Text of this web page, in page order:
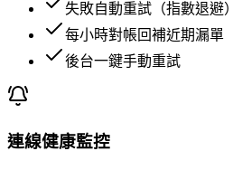
失敗自動重試（指數退避）
每小時對帳回補近期漏單
後台一鍵手動重試
連線健康監控